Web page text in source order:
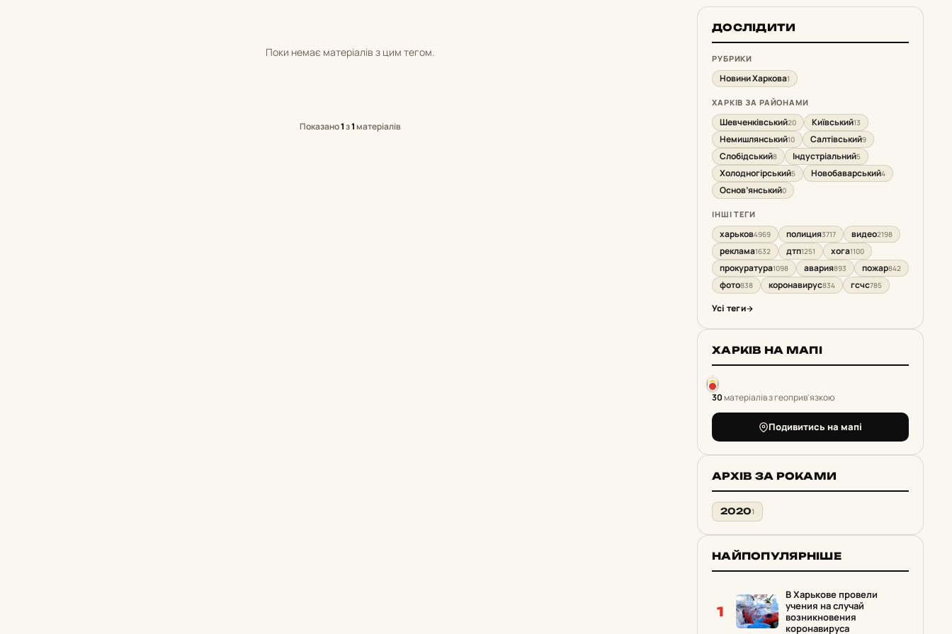
Поки немає матеріалів з цим тегом.
Показано1з1матеріалів
ДОСЛІДИТИ
РУБРИКИ
Новини Харкова1
ХАРКІВ ЗА РАЙОНАМИ
Шевченківський20 Київський13
Немишлянський10 Салтівський9
Слобідський8 Індустріальний5
Холодногірський5 Новобаварський4
Основ’янський0
ІНШІ ТЕГИ
харьков4969 полиция3717 видео2198
реклама1632 дтп1251 хога1100
прокуратура1098 авария893 пожар842
фото838 коронавирус834 гсчс785
Усі теги
ХАРКІВ НА МАПІ
30матеріалів з геоприв'язкою
Подивитись на мапі
АРХІВ ЗА РОКАМИ
20201
НАЙПОПУЛЯРНІШЕ
1
В Харькове провели
учения на случай
возникновения
коронавируса